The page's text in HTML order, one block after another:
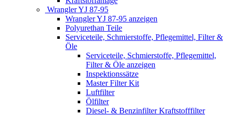
Wrangler YJ 87-95
Wrangler YJ 87-95 anzeigen
Polyurethan Teile
Serviceteile, Schmierstoffe, Pflegemittel, Filter &
Öle
Serviceteile, Schmierstoffe, Pflegemittel,
Filter & Öle anzeigen
Inspektionssätze
Master Filter Kit
Luftfilter
Ölfilter
Diesel- & Benzinfilter Kraftstofffilter